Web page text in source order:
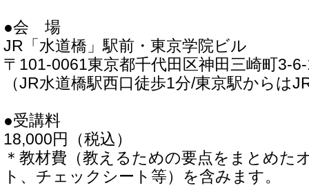
●会 場
JR「水道橋」駅前・東京学院ビル
〒101-0061東京都千代田区神田三崎町3-
（JR水道橋駅西口徒歩1分/東京駅からは
●受講料
18,000円（税込）
＊教材費（教えるための要点をまとめた
ト、チェックシート等）を含みます。